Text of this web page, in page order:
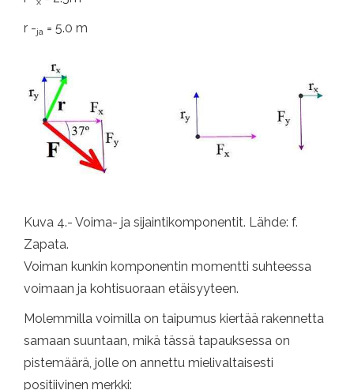
r -ja = 5.0 m
Kuva 4.- Voima- ja sijaintikomponentit. Lähde: f.
Zapata.
Voiman kunkin komponentin momentti suhteessa
voimaan ja kohtisuoraan etäisyyteen.
Molemmilla voimilla on taipumus kiertää rakennetta
samaan suuntaan, mikä tässä tapauksessa on
pistemäärä, jolle on annettu mielivaltaisesti
positiivinen merkki: